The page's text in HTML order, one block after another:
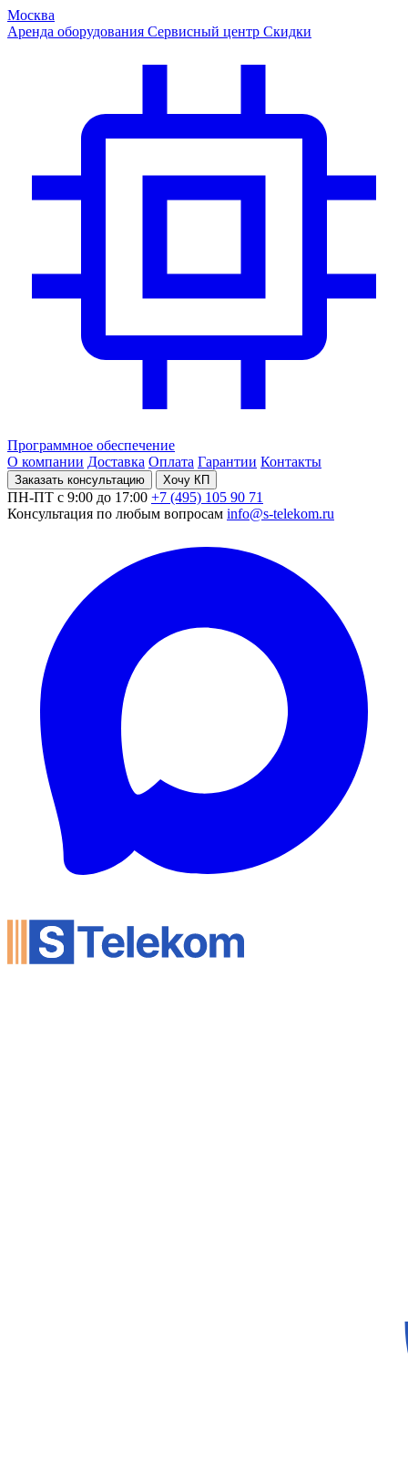
Москва
Аренда оборудования Сервисный центр Скидки
Программное обеспечение
О компании Доставка Оплата Гарантии Контакты
Заказать консультацию Хочу КП
ПН-ПТ с 9:00 до 17:00 +7 (495) 105 90 71
Консультация по любым вопросам info@s-telekom.ru